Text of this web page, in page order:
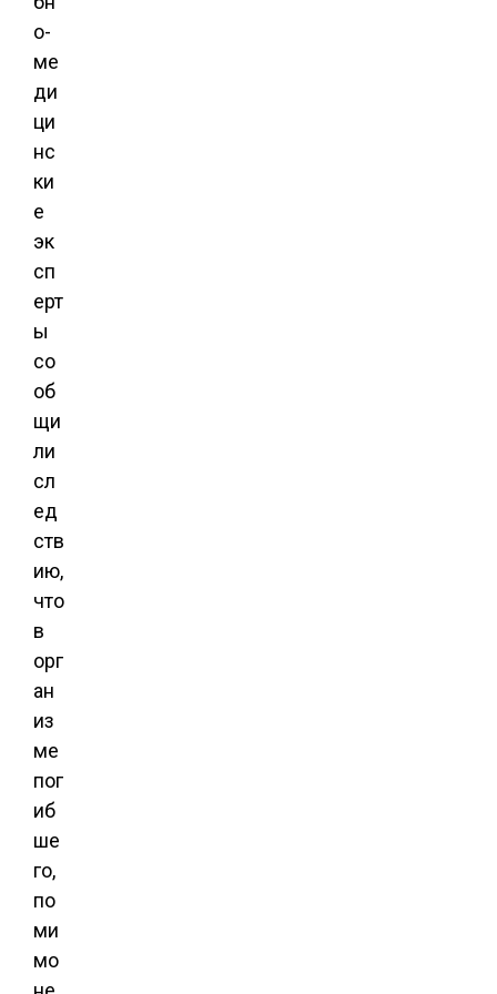
о-
ме
ди
ци
нс
ки
е
эк
сп
ерт
ы
со
об
щи
ли
сл
ед
ств
ию,
что
в
орг
ан
из
ме
пог
иб
ше
го,
по
ми
мо